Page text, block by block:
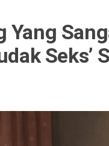
Yang
Seks’